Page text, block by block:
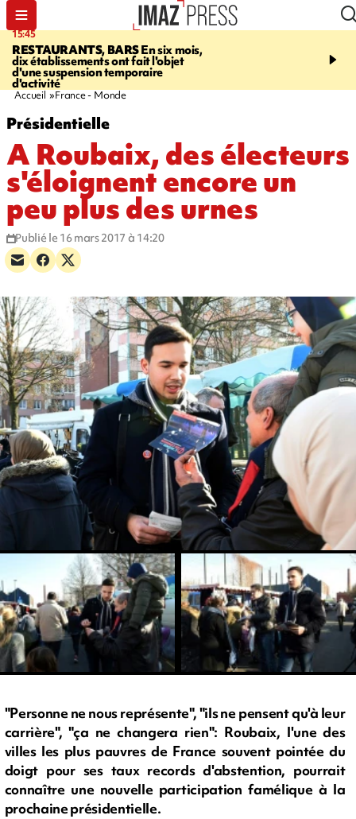
15:45
RESTAURANTS, BARSEn six mois,
dix établissements ont fait l'objet
d'une suspension temporaire
d'activité
17:17
Angeles, un homme vit
Accueil France - Monde
Présidentielle
A Roubaix, des électeurs
s'éloignent encore un
peu plus des urnes
Publié le 16 mars 2017 à 14:20
"Personne ne nous représente", "ils ne pensent qu'à leur
carrière", "ça ne changera rien": Roubaix, l'une des
villes les plus pauvres de France souvent pointée du
doigt pour ses taux records d'abstention, pourrait
connaître une nouvelle participation famélique à la
prochaine présidentielle.